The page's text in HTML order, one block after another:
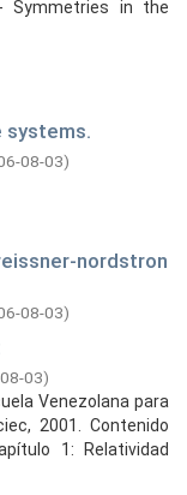
Symmetries in the
systems.
08-03)
nordstron
08-03)
03)
Venezolana para
2001. Contenido
1: Relatividad